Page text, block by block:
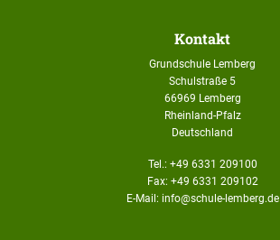
Kontakt
Grundschule Lemberg
Schulstraße 5
66969 Lemberg
Rheinland-Pfalz
Deutschland
Tel.: +49 6331 209100
Fax: +49 6331 209102
E-Mail: info@schule-lemberg.de